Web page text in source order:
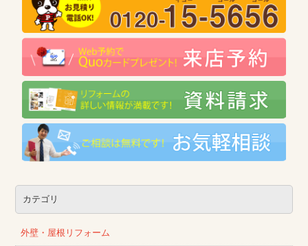
カテゴリ
外壁・屋根リフォーム